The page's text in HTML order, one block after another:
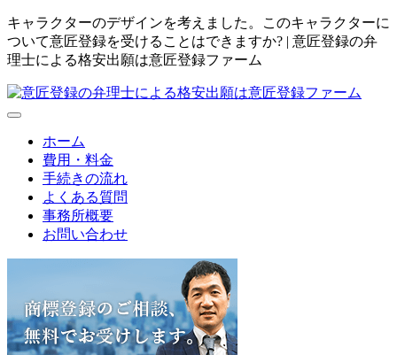
キャラクターのデザインを考えました。このキャラクターに
ついて意匠登録を受けることはできますか? | 意匠登録の弁
理士による格安出願は意匠登録ファーム
ホーム
費用・料金
手続きの流れ
よくある質問
事務所概要
お問い合わせ